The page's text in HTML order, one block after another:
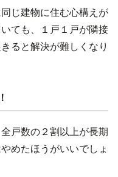
じ建物に住む心構えが
ても、１戸１戸が隣接
ると解決が難しくなり
戸数の２割以上が長期
めたほうがいいでしょ